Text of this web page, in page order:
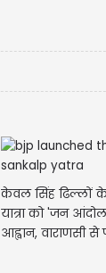
केवल सिंह ढिल्लों
यात्रा को 'जन
आह्वान, वाराणसी से